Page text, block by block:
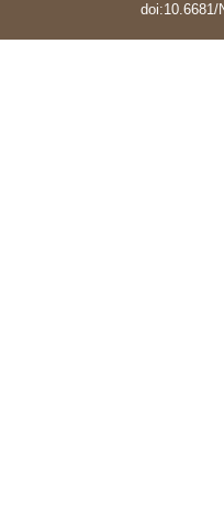
doi:10.6681/